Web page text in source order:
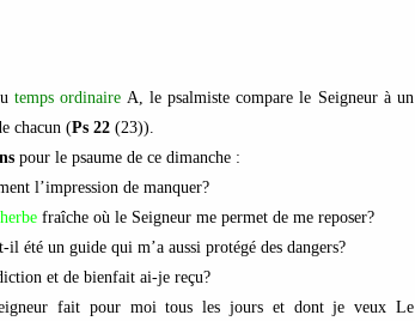
temps ordinaire A, le psalmiste compare le Seigneur à un
chacun (Ps 22 (23)).
pour le psaume de ce dimanche :
l’impression de manquer?
herbe fraîche où le Seigneur me permet de me reposer?
été un guide qui m’a aussi protégé des dangers?
et de bienfait ai-je reçu?
fait pour moi tous les jours et dont je veux Le